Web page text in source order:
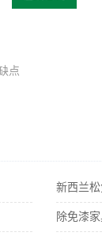
点
新西兰
除免漆